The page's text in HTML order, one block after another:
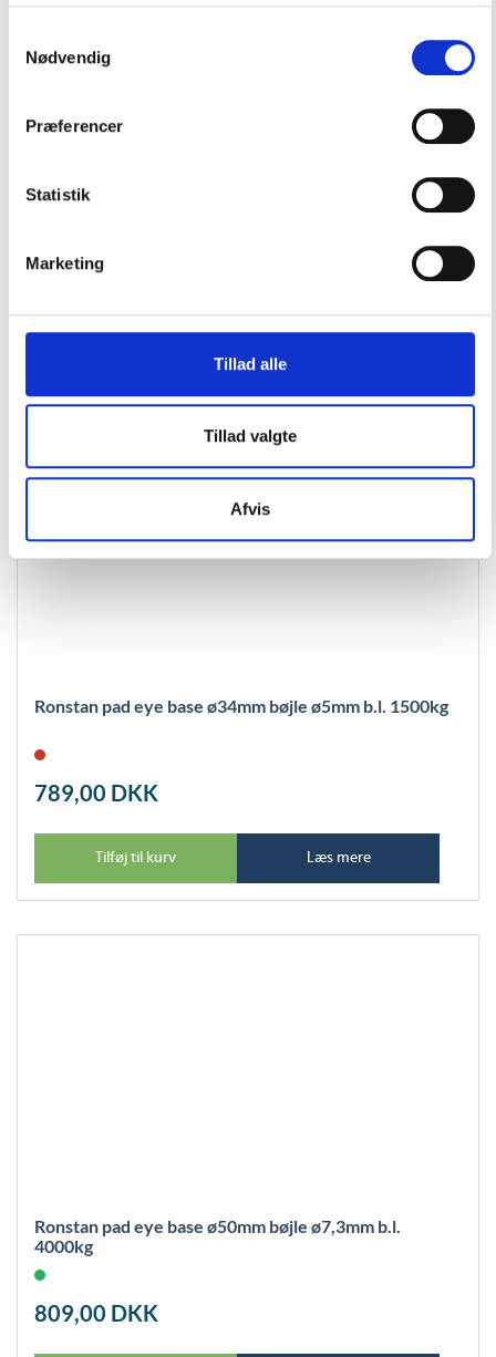
Nødvendig
Præferencer
Statistik
Marketing
Tillad alle
Tillad valgte
Afvis
Padeye aisi 316 rustfrit stål 51x57mm ring ø8mm
83,00DKK
Tilføj til kurv Læs mere
Ronstan pad eye base ø34mm bøjle ø5mm b.l. 1500kg
789,00 DKK
Tilføj til kurv Læs mere
Ronstan pad eye base ø50mm bøjle ø7,3mm b.l.
4000kg
809,00 DKK